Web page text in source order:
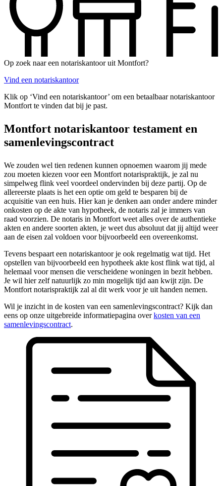
Op zoek naar een notariskantoor uit Montfort?
Vind een notariskantoor
Klik op ‘Vind een notariskantoor’ om een betaalbaar notariskantoor
Montfort te vinden dat bij je past.
Montfort notariskantoor testament en
samenlevingscontract
We zouden wel tien redenen kunnen opnoemen waarom jij mede
zou moeten kiezen voor een Montfort notarispraktijk, je zal nu
simpelweg flink veel voordeel ondervinden bij deze partij. Op de
allereerste plaats is het een optie om geld te besparen bij de
acquisitie van een huis. Hier kan je denken aan onder andere minder
onkosten op de akte van hypotheek, de notaris zal je immers van
raad voorzien. De notaris in Montfort weet alles over de authentieke
akten en andere soorten akten, je weet dus absoluut dat jij altijd weer
aan de eisen zal voldoen voor bijvoorbeeld een overeenkomst.
Tevens bespaart een notariskantoor je ook regelmatig wat tijd. Het
opstellen van bijvoorbeeld een hypotheek akte kost flink wat tijd, al
helemaal voor mensen die verscheidene woningen in bezit hebben.
Je wil hier zelf natuurlijk zo min mogelijk tijd aan kwijt zijn. De
Montfort notarispraktijk zal al dit werk voor je uit handen nemen.
Wil je inzicht in de kosten van een samenlevingscontract? Kijk dan
eens op onze uitgebreide informatiepagina overkosten van een
samenlevingscontract.